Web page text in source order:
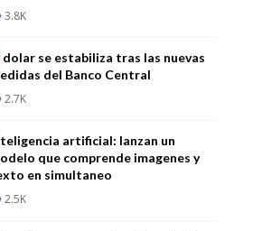
3.8K
dolar se estabiliza tras las nuevas
del Banco Central
2.7K
artificial: lanzan un
que comprende imagenes y
en simultaneo
2.5K